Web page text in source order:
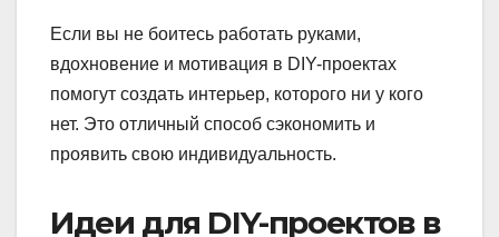
Если вы не боитесь работать руками,
вдохновение и мотивация в DIY-проектах
помогут создать интерьер, которого ни у кого
нет. Это отличный способ сэкономить и
проявить свою индивидуальность.
Идеи для DIY-проектов в